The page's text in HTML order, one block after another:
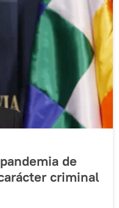
de
criminal